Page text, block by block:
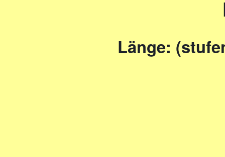
Länge: